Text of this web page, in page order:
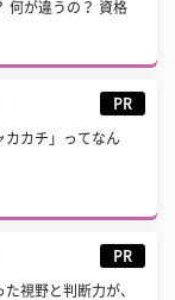
何が違うの？ 資格
PR
カカチ」ってなん
PR
た視野と判断力が、